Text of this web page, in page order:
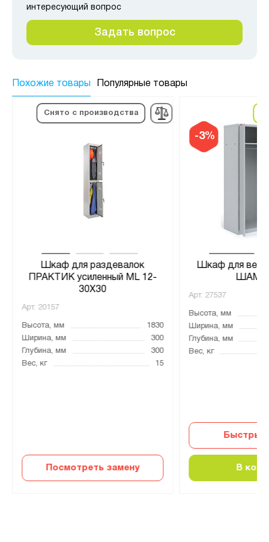
интересующий вопрос
Задать вопрос
Похожие товары Популярные товары
Снято с производства
Шкаф для раздевалок
ПРАКТИК усиленный ML 12-
30X30
Арт. 20157
Высота, мм
1830
Ширина, мм
300
Глубина, мм
300
Вес, кг
15
Посмотреть замену
-3%
Шкаф для
ШАМ-
Арт. 27537
Высота, мм
Ширина, мм
Глубина, мм
Вес, кг
Быстрый
В